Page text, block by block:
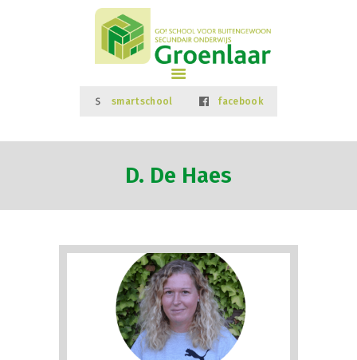
smartschool facebook
D. De Haes
GO! SBSO Groenlaar
GO! ONDERWIJS VAN DE VLAAMSE GEMEENSCHAP GELIJKE KANSEN – KWALITEITSVOL ONDERWIJS –
SAMEN LEREN SAMENLEVEN
HOME
INFORMATIE
INSCHRIJVINGEN
SCHOOLREGLEMENT
SCHOOLTEAM